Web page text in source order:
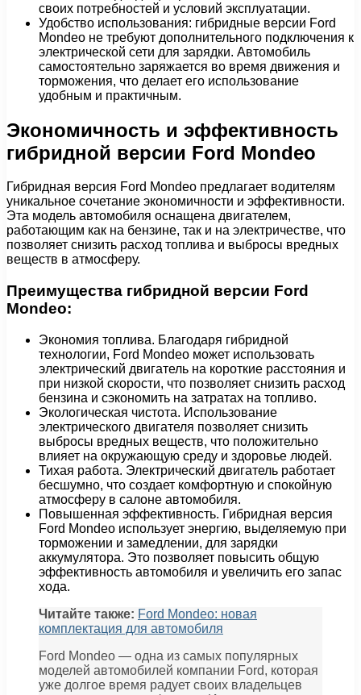
своих потребностей и условий эксплуатации.
Удобство использования: гибридные версии Ford
Mondeo не требуют дополнительного подключения к
электрической сети для зарядки. Автомобиль
самостоятельно заряжается во время движения и
торможения, что делает его использование
удобным и практичным.
Экономичность и эффективность
гибридной версии Ford Mondeo
Гибридная версия Ford Mondeo предлагает водителям
уникальное сочетание экономичности и эффективности.
Эта модель автомобиля оснащена двигателем,
работающим как на бензине, так и на электричестве, что
позволяет снизить расход топлива и выбросы вредных
веществ в атмосферу.
Преимущества гибридной версии Ford
Mondeo:
Экономия топлива. Благодаря гибридной
технологии, Ford Mondeo может использовать
электрический двигатель на короткие расстояния и
при низкой скорости, что позволяет снизить расход
бензина и сэкономить на затратах на топливо.
Экологическая чистота. Использование
электрического двигателя позволяет снизить
выбросы вредных веществ, что положительно
влияет на окружающую среду и здоровье людей.
Тихая работа. Электрический двигатель работает
бесшумно, что создает комфортную и спокойную
атмосферу в салоне автомобиля.
Повышенная эффективность. Гибридная версия
Ford Mondeo использует энергию, выделяемую при
торможении и замедлении, для зарядки
аккумулятора. Это позволяет повысить общую
эффективность автомобиля и увеличить его запас
хода.
Читайте также: Ford Mondeo: новая
комплектация для автомобиля
Ford Mondeo — одна из самых популярных
моделей автомобилей компании Ford, которая
уже долгое время радует своих владельцев